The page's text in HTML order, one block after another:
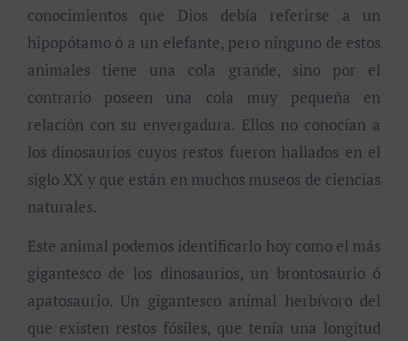
conocimientos que Dios debía referirse a un
hipopótamo ó a un elefante, pero ninguno de estos
animales tiene una cola grande, sino por el
contrario poseen una cola muy pequeña en
relación con su envergadura. Ellos no conocían a
los dinosaurios cuyos restos fueron hallados en el
siglo XX y que están en muchos museos de ciencias
naturales.
Este animal podemos identificarlo hoy como el más
gigantesco de los dinosaurios, un brontosaurio ó
apatosaurio. Un gigantesco animal herbívoro del
que existen restos fósiles, que tenía una longitud